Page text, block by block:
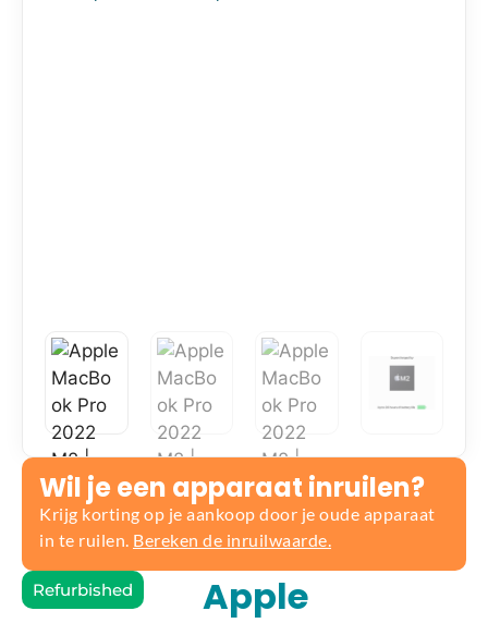
Wil je een apparaat inruilen?
Krijg korting op je aankoop door je oude apparaat
in te ruilen. Bereken de inruilwaarde.
Refurbished
Apple